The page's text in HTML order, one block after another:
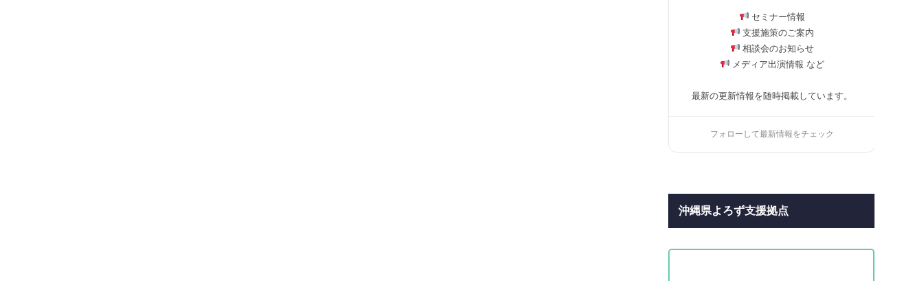
セミナー情報
支援施策のご案内
相談会のお知らせ
メディア出演情報 など
最新の更新情報を随時掲載しています。
フォローして最新情報をチェック
沖縄県よろず支援拠点